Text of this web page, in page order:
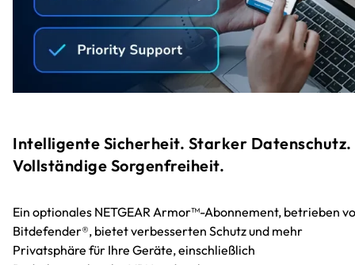
Intelligente Sicherheit. Starker Datenschutz.
Vollständige Sorgenfreiheit.
Ein optionales NETGEAR Armor™-Abonnement, betrieben
Bitdefender®, bietet verbesserten Schutz und mehr
Privatsphäre für Ihre Geräte, einschließlich